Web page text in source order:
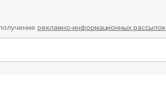
рекламно-информационных рассылок